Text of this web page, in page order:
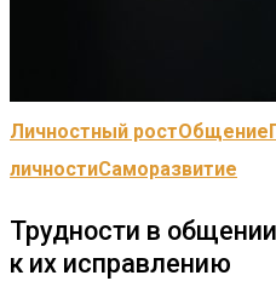
Личностный ростОбщение
личностиСаморазвитие
Трудности в
к их исправлению